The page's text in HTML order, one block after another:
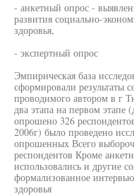
- анкетный опрос -
развития социально-
здоровья,
- экспертный опрос
Эмпирическая база
сформировали результаты
проводимого автором в г
два этапа на первом этапе
опрошено 326
2006г) было проведено
опрошенных Всего
респондентов Кроме
использовались и другие
формализованное
здоровья